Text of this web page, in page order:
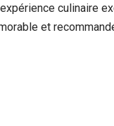
culinaire
et